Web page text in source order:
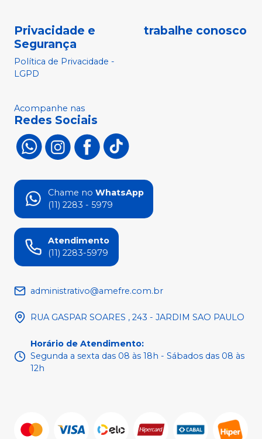
Privacidade e
Segurança
Política de Privacidade -
LGPD
trabalhe conosco
Acompanhe nas
Redes Sociais
Chame no WhatsApp
(11) 2283 - 5979
Atendimento
(11) 2283-5979
administrativo@amefre.com.br
RUA GASPAR SOARES , 243 - JARDIM SAO PAULO
Horário de Atendimento:
Segunda a sexta das 08 às 18h - Sábados das 08 às
12h